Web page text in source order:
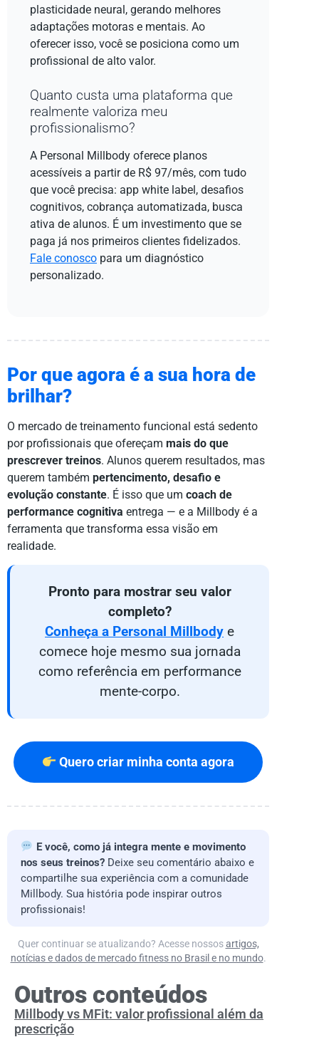
plasticidade neural, gerando melhores
adaptações motoras e mentais. Ao
oferecer isso, você se posiciona como um
profissional de alto valor.
Quanto custa uma plataforma que
realmente valoriza meu
profissionalismo?
A Personal Millbody oferece planos
acessíveis a partir de R$ 97/mês, com tudo
que você precisa: app white label, desafios
cognitivos, cobrança automatizada, busca
ativa de alunos. É um investimento que se
paga já nos primeiros clientes fidelizados.
Fale conosco para um diagnóstico
personalizado.
Por que agora é a sua hora de
brilhar?
O mercado de treinamento funcional está sedento
por profissionais que ofereçam mais do que
prescrever treinos. Alunos querem resultados, mas
querem também pertencimento, desafio e
evolução constante. É isso que um coach de
performance cognitiva entrega — e a Millbody é a
ferramenta que transforma essa visão em
realidade.
Pronto para mostrar seu valor
completo?
Conheça a Personal Millbody e
comece hoje mesmo sua jornada
como referência em performance
mente-corpo.
Quero criar minha conta agora
E você, como já integra mente e movimento
nos seus treinos? Deixe seu comentário abaixo e
compartilhe sua experiência com a comunidade
Millbody. Sua história pode inspirar outros
profissionais!
Quer continuar se atualizando? Acesse nossosartigos,
notícias e dados de mercado fitness no Brasil e no mundo.
Outros conteúdos
Millbody vs MFit: valor profissional além da
prescrição